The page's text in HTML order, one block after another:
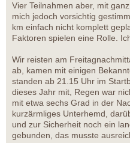
Vier Teilnahmen aber, mit
mich jedoch vorsichtig
km einfach nicht komplett
Faktoren spielen eine Rolle.
Wir reisten am
ab, kamen mit einigen
standen ab 21.15 Uhr im
dieses Jahr mit, Regen war
mit etwa sechs Grad in der
kurzärmliges Unterhemd,
und zur Sicherheit noch ein
gebunden, das musste